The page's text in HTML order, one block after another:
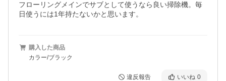
フローリングメインでサブとして使うなら良い掃除機。毎
日使うには1年持たないかと思います。
購入した商品
カラー/ブラック
違反報告 いいね 0